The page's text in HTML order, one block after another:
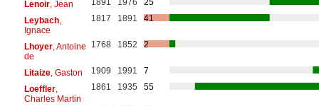
Lenoir, Jean 1891 1976
25
Leybach,
Ignace
1817 1891 41
Lhoyer, Antoine
de
1768 1852 2
Litaize, Gaston 1909 1991
7
Loeffler,
Charles Martin
1861 1935 55